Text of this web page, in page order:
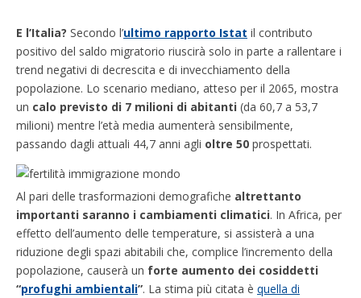
E l’Italia? Secondo l’ultimo rapporto Istat il contributo
positivo del saldo migratorio riuscirà solo in parte a rallentare i
trend negativi di decrescita e di invecchiamento della
popolazione. Lo scenario mediano, atteso per il 2065, mostra
un calo previsto di 7 milioni di abitanti (da 60,7 a 53,7
milioni) mentre l’età media aumenterà sensibilmente,
passando dagli attuali 44,7 anni agli oltre 50 prospettati.
Al pari delle trasformazioni demografiche altrettanto
importanti saranno i cambiamenti climatici. In Africa, per
effetto dell’aumento delle temperature, si assisterà a una
riduzione degli spazi abitabili che, complice l’incremento della
popolazione, causerà un forte aumento dei cosiddetti
“profughi ambientali”. La stima più citata è quella di